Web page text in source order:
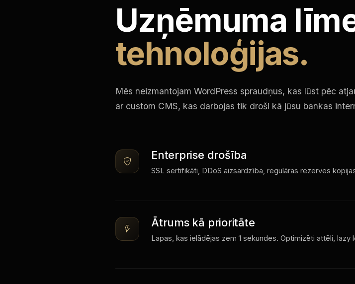
Uzņēmuma
tehnoloģijas.
Mēs neizmantojam WordPress spraudņus, kas lūst pēc
ar custom CMS, kas darbojas tik droši kā jūsu bankas
Enterprise drošība
SSL sertifikāti, DDoS aizsardzība, regulāras rezerves
Ātrums kā prioritāte
Lapas, kas ielādējas zem 1 sekundes. Optimizēti attēli, lazy